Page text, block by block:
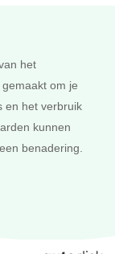
het
om je
en het verbruik
kunnen
benadering.